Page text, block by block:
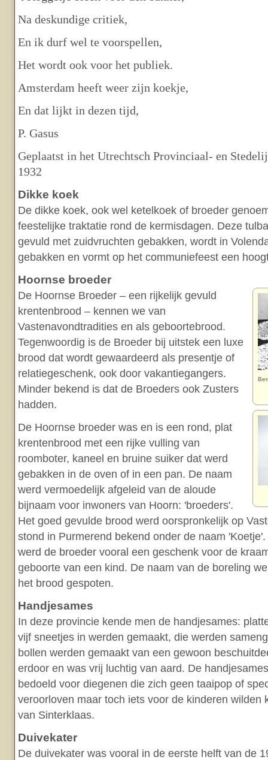
Na deskundige critiek,
En ik durf wel te voorspellen,
Het wordt ook voor het publiek.
Amsterdam heeft weer zijn koekje,
En dat lijkt in dezen tijd,
P. Gasus
Geplaatst in het Utrechtsch Provinciaal- en
1932
Dikke koek
De dikke koek, ook wel ketelkoek of broeder
feestelijke traktatie rond de kermisdagen. Deze
gevuld met zuidvruchten gebakken, wordt in
gebakken en vormt op het communiefeest een
Hoornse broeder
De Hoornse Broeder – een rijkelijk gevuld
krentenbrood – kennen we van
Vastenavondtradities en als geboortebrood.
Tegenwoordig is de Broeder bij uitstek een luxe
brood dat wordt gewaardeerd als presentje of
relatiegeschenk, ook door vakantiegangers.
Minder bekend is dat de Broeders ook Zusters
hadden.
De Hoornse broeder was en is een rond, plat
krentenbrood met een rijke vulling van
roomboter, kaneel en bruine suiker dat werd
gebakken in de oven of in een pan. De naam
werd vermoedelijk afgeleid van de aloude
bijnaam voor inwoners van Hoorn: 'broeders'.
Het goed gevulde brood werd oorspronkelijk op
stond in Purmerend bekend onder de naam
werd de broeder vooral een geschenk voor de
geboorte van een kind. De naam van de boreling
het brood gespoten.
Handjesames
In deze provincie kende men de handjesames:
vijf sneetjes in werden gemaakt, die werden
bollen werden gemaakt van een gewoon
erdoor en was vrij luchtig van aard. De
bedoeld voor diegenen die zich geen taaipop of
veroorloven maar toch iets voor de kinderen wilden
van Sinterklaas.
Duivekater
De duivekater was vooral in de eerste helft van de